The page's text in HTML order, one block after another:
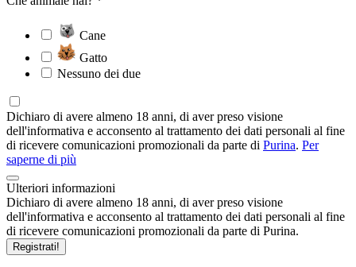
Cane
Gatto
Nessuno dei due
Dichiaro di avere almeno 18 anni, di aver preso visione
dell'informativa e acconsento al trattamento dei dati personali al fine
di ricevere comunicazioni promozionali da parte di Purina. Per
saperne di più
Ulteriori informazioni
Dichiaro di avere almeno 18 anni, di aver preso visione
dell'informativa e acconsento al trattamento dei dati personali al fine
di ricevere comunicazioni promozionali da parte di Purina.
Registrati!